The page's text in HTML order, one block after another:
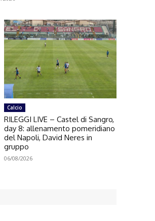
Calcio
RILEGGI LIVE – Castel di Sangro,
day 8: allenamento pomeridiano
del Napoli, David Neres in
gruppo
06/08/2026